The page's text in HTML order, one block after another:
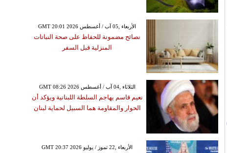
GMT 20:01 2026 الأربعاء ,05 آب / أغسطس
نصائح مضمونة للحفاظ على صحة النباتات
المنزلية قبل السفر
GMT 08:26 2026 الثلاثاء ,04 آب / أغسطس
نعيم قاسم يهاجم السلطة اللبنانية ويؤكد أن
الحوار والمقاومة هما السبيل لحماية لبنان
GMT 20:37 2026 الأربعاء ,22 تموز / يوليو